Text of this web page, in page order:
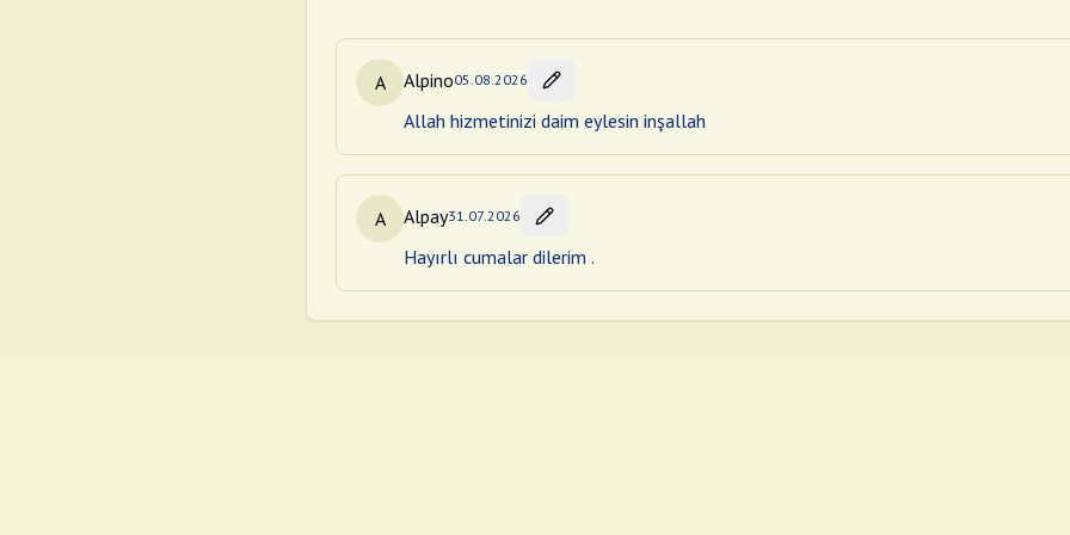
A Alpino05.08.2026
Allah hizmetinizi daim eylesin inşallah
A Alpay31.07.2026
Hayırlı cumalar dilerim .